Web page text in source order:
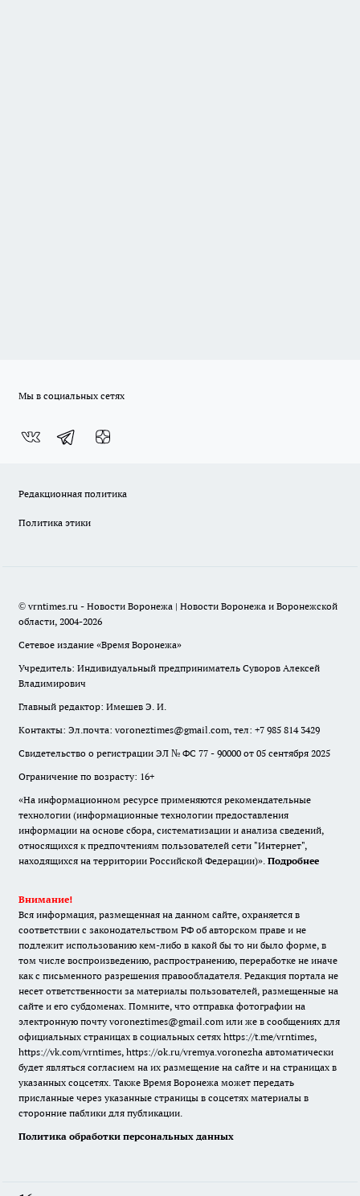
Мы в социальных сетях
Редакционная политика
Политика этики
© vrntimes.ru - Новости Воронежа | Новости Воронежа и Воронежской
области, 2004-2026
Сетевое издание «Время Воронежа»
Учредитель: Индивидуальный предприниматель Суворов Алексей
Владимирович
Главный редактор: Имешев Э. И.
Контакты: Эл.почта: voroneztimes@gmail.com, тел: +7 985 814 3429
Свидетельство о регистрации ЭЛ № ФС 77 - 90000 от 05 сентября 2025
Ограничение по возрасту: 16+
«На информационном ресурсе применяются рекомендательные
технологии (информационные технологии предоставления
информации на основе сбора, систематизации и анализа сведений,
относящихся к предпочтениям пользователей сети "Интернет",
находящихся на территории Российской Федерации)». Подробнее
Внимание!
Вся информация, размещенная на данном сайте, охраняется в
соответствии с законодательством РФ об авторском праве и не
подлежит использованию кем-либо в какой бы то ни было форме, в
том числе воспроизведению, распространению, переработке не иначе
как с письменного разрешения правообладателя. Редакция портала не
несет ответственности за материалы пользователей, размещенные на
сайте и его субдоменах. Помните, что отправка фотографии на
электронную почту voroneztimes@gmail.com или же в сообщениях для
официальных страницах в социальных сетях https://t.me/vrntimes,
https://vk.com/vrntimes, https://ok.ru/vremya.voronezha автоматически
будет являться согласием на их размещение на сайте и на страницах в
указанных соцсетях. Также Время Воронежа может передать
присланные через указанные страницы в соцсетях материалы в
сторонние паблики для публикации.
Политика обработки персональных данных